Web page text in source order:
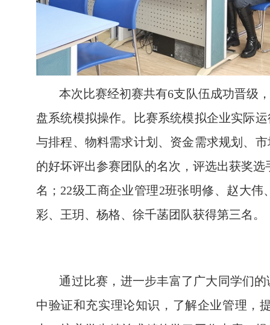
本次比赛经初赛共有6支队伍成功晋级
盘系统模拟操作。比赛系统模拟企业实际
与排程、物料需求计划、资金需求规划、
的好坏评出参赛团队的名次，评选出获奖选
名；22级工商企业管理2班张明修、赵大
彩、王玥、杨格、徐千菡团队获得第三名。
通过比赛，进一步丰富了广大同学们
中验证和充实理论知识，了解企业管理，